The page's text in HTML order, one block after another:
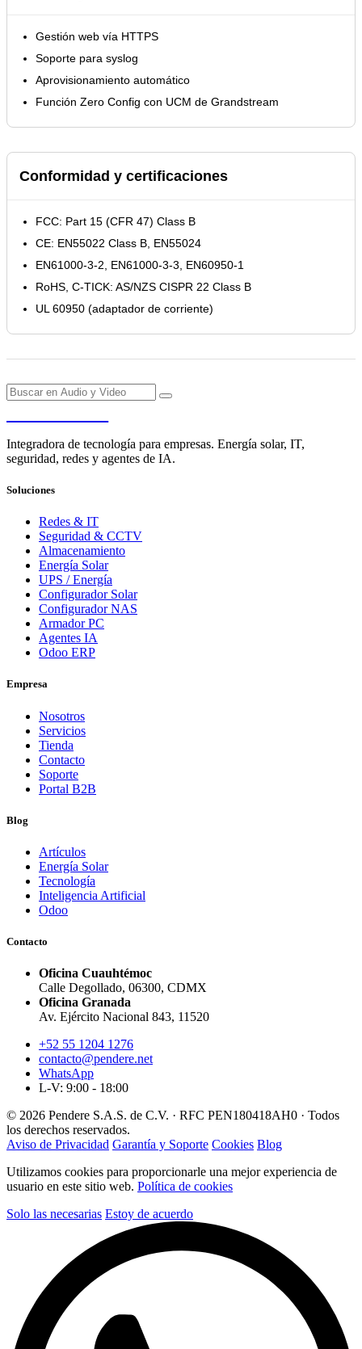
Gestión web vía HTTPS
Soporte para syslog
Aprovisionamiento automático
Función Zero Config con UCM de Grandstream
Conformidad y certificaciones
FCC: Part 15 (CFR 47) Class B
CE: EN55022 Class B, EN55024
EN61000-3-2, EN61000-3-3, EN60950-1
RoHS, C-TICK: AS/NZS CISPR 22 Class B
UL 60950 (adaptador de corriente)
Integradora de tecnología para empresas. Energía solar, IT,
seguridad, redes y agentes de IA.
Soluciones
Redes & IT
Seguridad & CCTV
Almacenamiento
Energía Solar
UPS / Energía
Configurador Solar
Configurador NAS
Armador PC
Agentes IA
Odoo ERP
Empresa
Nosotros
Servicios
Tienda
Contacto
Soporte
Portal B2B
Blog
Artículos
Energía Solar
Tecnología
Inteligencia Artificial
Odoo
Contacto
Oficina Cuauhtémoc
Calle Degollado, 06300, CDMX
Oficina Granada
Av. Ejército Nacional 843, 11520
+52 55 1204 1276
contacto@pendere.net
WhatsApp
L-V: 9:00 - 18:00
© 2026 Pendere S.A.S. de C.V. · RFC PEN180418AH0 · Todos
los derechos reservados.
Aviso de Privacidad Garantía y Soporte Cookies Blog
Utilizamos cookies para proporcionarle una mejor experiencia de
usuario en este sitio web. Política de cookies
Solo las necesarias Estoy de acuerdo